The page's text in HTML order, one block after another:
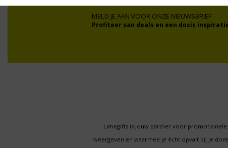
MELD JE AAN VOOR ONZE NIEUWSBRIEF
Profiteer van deals en een dosis
Limegifts is jouw partner voor promotionele
weergeven en waarmee je écht opvalt bij je